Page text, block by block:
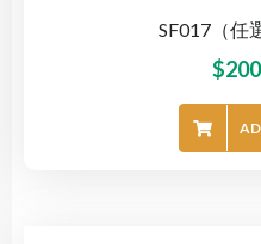
SF017（任
$200